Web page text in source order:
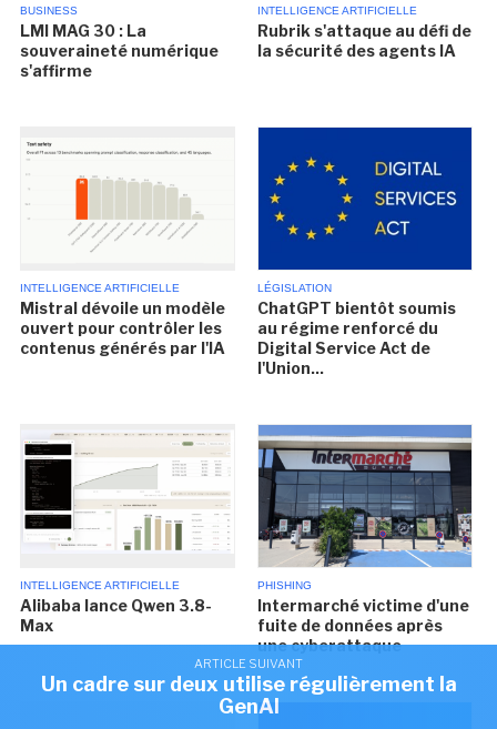
ARTICLE SUIVANT
Un cadre sur deux utilise régulièrement la
GenAI
BUSINESS
LMI MAG 30 : La
souveraineté numérique
s'affirme
INTELLIGENCE ARTIFICIELLE
Rubrik s'attaque au défi de
la sécurité des agents IA
INTELLIGENCE ARTIFICIELLE
Mistral dévoile un modèle
ouvert pour contrôler les
contenus générés par l'IA
LÉGISLATION
ChatGPT bientôt soumis
au régime renforcé du
Digital Service Act de
l'Union...
INTELLIGENCE ARTIFICIELLE
Alibaba lance Qwen 3.8-
Max
PHISHING
Intermarché victime d'une
fuite de données après
une cyberattaque